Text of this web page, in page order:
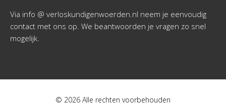
Via info @ verloskundigenwoerden.nl neem je eenvoudig
contact met ons op. We beantwoorden je vragen zo snel
mogelijk.
© 2026 Alle rechten voorbehouden